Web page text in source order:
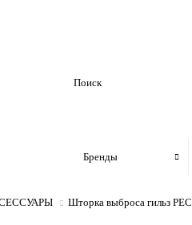
Бренды
Шторка выброса гильз PEC